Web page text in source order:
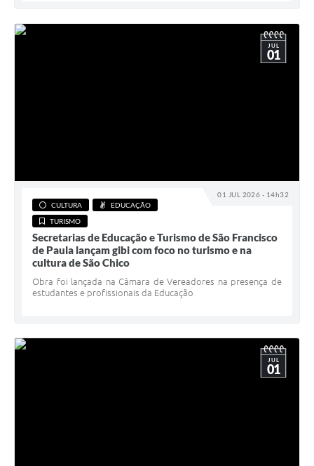
01 JUL 2026 - 14h32
JUL
01
CULTURA
EDUCAÇÃO
TURISMO
Secretarias de Educação e Turismo de São Francisco
de Paula lançam gibi com foco no turismo e na
cultura de São Chico
Obra foi lançada na Câmara de Vereadores na presença de
estudantes e profissionais da Educação
JUL
01